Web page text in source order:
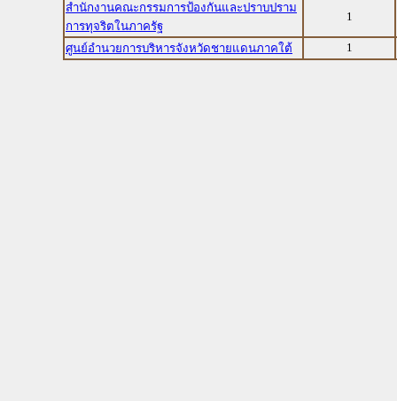
สำนักงานคณะกรรมการป้องกันและปราบปราม
การทุจริตในภาครัฐ
1
ศูนย์อำนวยการบริหารจังหวัดชายแดนภาคใต้ 1